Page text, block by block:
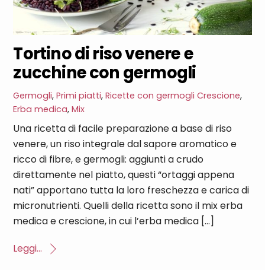
Tortino di riso venere e
zucchine con germogli
Germogli,Primi piatti,Ricette con germogli Crescione,
Erba medica,Mix
Una ricetta di facile preparazione a base di riso
venere, un riso integrale dal sapore aromatico e
ricco di fibre, e germogli: aggiunti a crudo
direttamente nel piatto, questi “ortaggi appena
nati” apportano tutta la loro freschezza e carica di
micronutrienti. Quelli della ricetta sono il mix erba
medica e crescione, in cui l’erba medica […]
Leggi...